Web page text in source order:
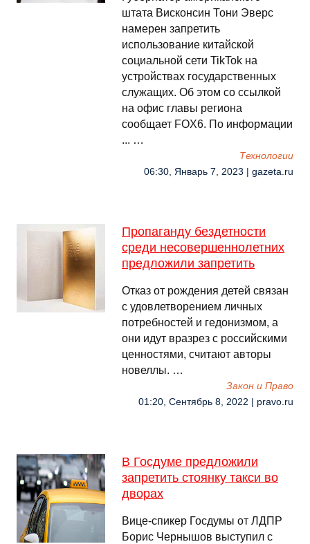
штата Висконсин Тони Эверс
намерен запретить
использование китайской
социальной сети TikTok на
устройствах государственных
служащих. Об этом со ссылкой
на офис главы региона
сообщает FOX6. По информации
... …
Технологии
06:30, Январь 7, 2023 | gazeta.ru
Пропаганду бездетности
среди несовершеннолетних
предложили запретить
Отказ от рождения детей связан
с удовлетворением личных
потребностей и гедонизмом, а
они идут вразрез с российскими
ценностями, считают авторы
новеллы. …
Закон и Право
01:20, Сентябрь 8, 2022 | pravo.ru
В Госдуме предложили
запретить стоянку такси во
дворах
Вице-спикер Госдумы от ЛДПР
Борис Чернышов выступил с